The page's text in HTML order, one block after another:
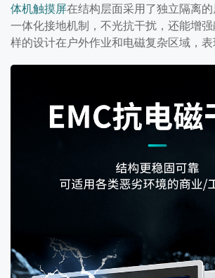
体机触摸屏在结构层面采用了独立隔离
一体化接地机制，不光抗干扰，还能增
样的设计在户外作业和电磁复杂区域，表